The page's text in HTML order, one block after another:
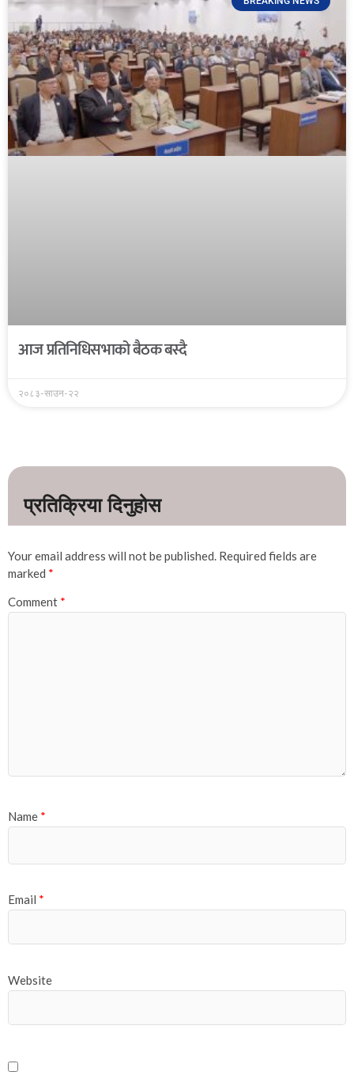
आज प्रतिनिधिसभाको बैठक बस्दै
२०८३-साउन-२२
Your email address will not be published. Required fields are
marked *
Comment *
Name *
Email *
Website